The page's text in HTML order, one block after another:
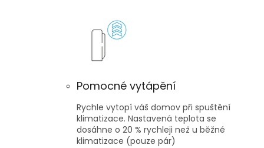
Pomocné vytápění
Rychle vytopí váš domov při spuštění
klimatizace. Nastavená teplota se
dosáhne o 20 % rychleji než u běžné
klimatizace (pouze pár)